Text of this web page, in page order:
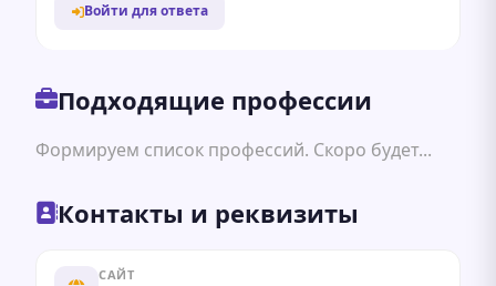
Войти для ответа
Подходящие профессии
Формируем список профессий. Скоро будет...
Контакты и реквизиты
САЙТ